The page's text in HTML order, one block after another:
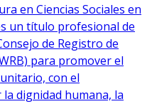
en Ciencias Sociales en
un título profesional de
de Registro de
para promover el
con el
dignidad humana, la